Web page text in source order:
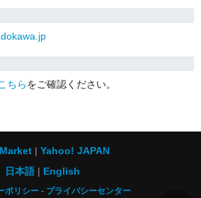
ちらをご確認ください。
Yahoo! JAPAN
日本語
English
ポリシー
プライバシーセンター